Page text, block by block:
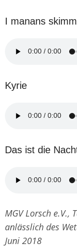
I manans
Kyrie
Das ist die
MGV Lorsch e.V.,
anlässlich des
Juni 2018